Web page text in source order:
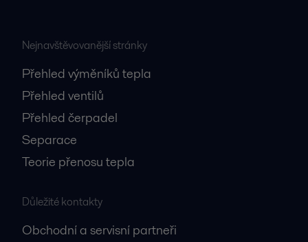
Nejnavštěvovanější stránky
Přehled výměníků tepla
Přehled ventilů
Přehled čerpadel
Separace
Teorie přenosu tepla
Důležité kontakty
Obchodní a servisní partneři